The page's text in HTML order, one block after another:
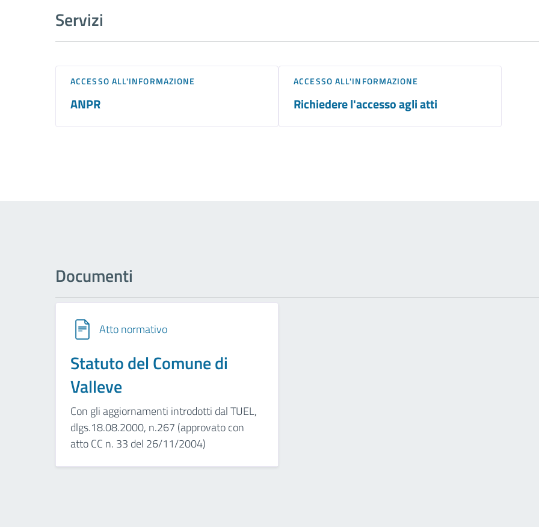
Servizi
ACCESSO ALL'INFORMAZIONE
ANPR
ACCESSO ALL'INFORMAZIONE
Richiedere l'accesso agli atti
Documenti
Atto normativo
Statuto del Comune di
Valleve
Con gli aggiornamenti introdotti dal TUEL,
dlgs.18.08.2000, n.267 (approvato con
atto CC n. 33 del 26/11/2004)